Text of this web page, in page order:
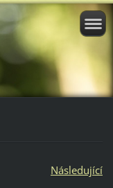
Následující